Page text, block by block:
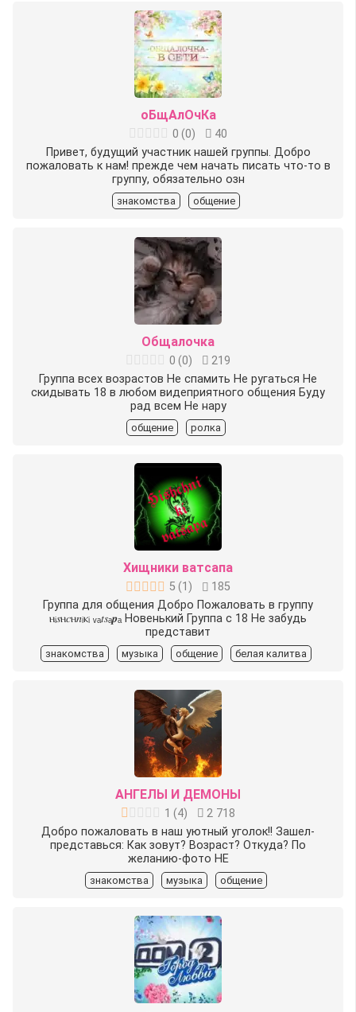
оБщАлОчКа
0 (0)
40
Привет, будущий участник нашей группы. Добро
пожаловать к нам! прежде чем начать писать что-то в
группу, обязательно озн
знакомства общение
Общалочка
0 (0)
219
Группа всех возрастов Не спамить Не ругаться Не
скидывать 18 в любом видеприятного общения Буду
рад всем Не нару
общение ролка
Хищники ватсапа
5 (1 )
185
Группа для общения Добро Пожаловать в группу
ⲏᵢ𝑠ⲏ𝑐ⲏ𝑛ᵢⲕᵢ ᵥₐ𝑡𝑠ₐ𝒑ₐ Новенький ️Группа с 18️ Не забудь
представит
знакомства музыка общение белая калитва
АНГЕЛЫ И ДЕМОНЫ
1 (4)
2 718
Добро пожаловать в наш уютный уголок!! Зашел-
представься: Как зовут? Возраст? Откуда? По
желанию-фото НЕ
знакомства музыка общение